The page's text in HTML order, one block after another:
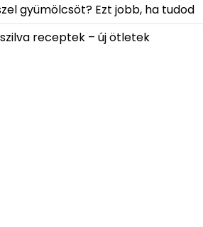
gyümölcsöt? Ezt jobb, ha tudod
receptek – új ötletek